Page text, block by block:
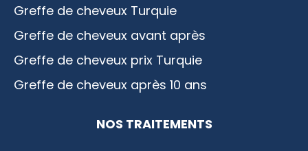
Greffe de cheveux Turquie
Greffe de cheveux avant après
Greffe de cheveux prix Turquie
Greffe de cheveux après 10 ans
NOS TRAITEMENTS